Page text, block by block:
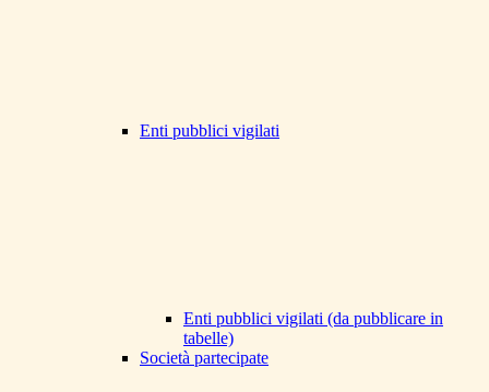
Enti pubblici vigilati
Enti pubblici vigilati (da pubblicare in
tabelle)
Società partecipate